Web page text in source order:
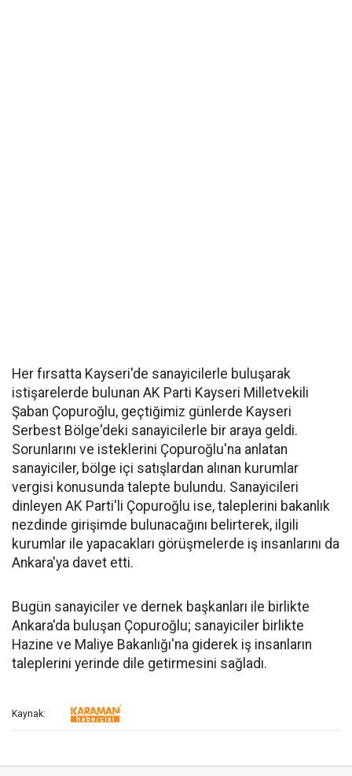
Her fırsatta Kayseri'de sanayicilerle buluşarak
istişarelerde bulunan AK Parti Kayseri Milletvekili
Şaban Çopuroğlu, geçtiğimiz günlerde Kayseri
Serbest Bölge'deki sanayicilerle bir araya geldi.
Sorunlarını ve isteklerini Çopuroğlu'na anlatan
sanayiciler, bölge içi satışlardan alınan kurumlar
vergisi konusunda talepte bulundu. Sanayicileri
dinleyen AK Parti'li Çopuroğlu ise, taleplerini bakanlık
nezdinde girişimde bulunacağını belirterek, ilgili
kurumlar ile yapacakları görüşmelerde iş insanlarını da
Ankara'ya davet etti.
Bugün sanayiciler ve dernek başkanları ile birlikte
Ankara'da buluşan Çopuroğlu; sanayiciler birlikte
Hazine ve Maliye Bakanlığı'na giderek iş insanların
taleplerini yerinde dile getirmesini sağladı.
Kaynak: